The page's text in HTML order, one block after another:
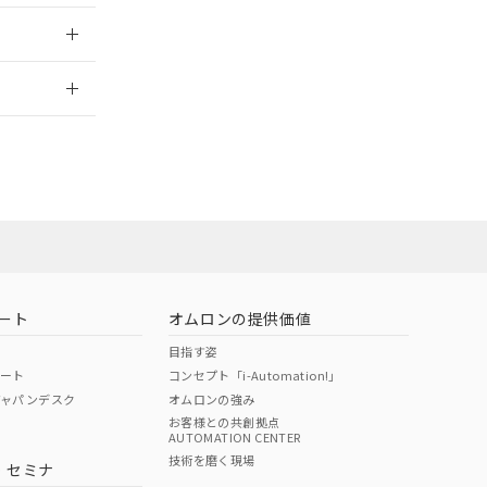
ページへ
ト
ト
パンデスク
セミナ
オムロンの提供価値
目指す姿
コンセプト「i-Automation!」
オムロンの強み
お客様との共創拠点
AUTOMATION CENTER
技術を磨く現場